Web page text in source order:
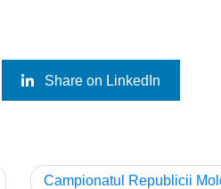
Share on LinkedIn
Campionatul Republicii